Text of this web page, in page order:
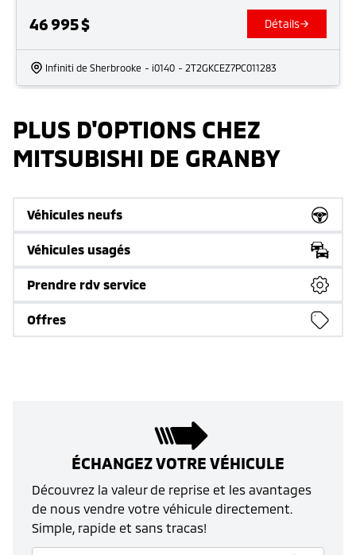
46 995$ Détails
Infiniti de Sherbrooke - i0140 - 2T2GKCEZ7PC011283
PLUS D'OPTIONS CHEZ
MITSUBISHI DE GRANBY
Véhicules neufs
Véhicules usagés
Prendre rdv service
Offres
ÉCHANGEZ VOTRE VÉHICULE
Découvrez la valeur de reprise et les avantages
de nous vendre votre véhicule directement.
Simple, rapide et sans tracas!